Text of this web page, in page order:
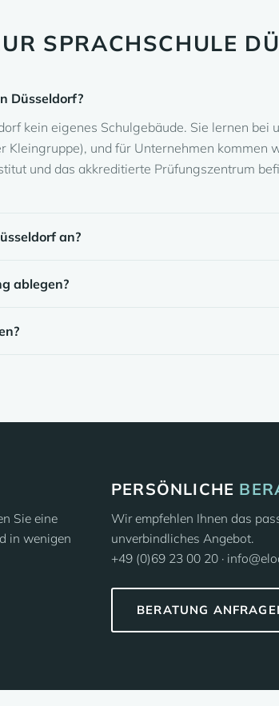
SPRACHSCHULE
Düsseldorf?
kein eigenes Schulgebäude. Sie lernen bei
Kleingruppe), und für Unternehmen kommen
und das akkreditierte Prüfungszentrum
an?
ablegen?
Sie eine
in wenigen
PERSÖNLICHE
Wir empfehlen Ihnen das
unverbindliches Angebot.
+49 (0)69 23 00 20 ·
BERATUNG